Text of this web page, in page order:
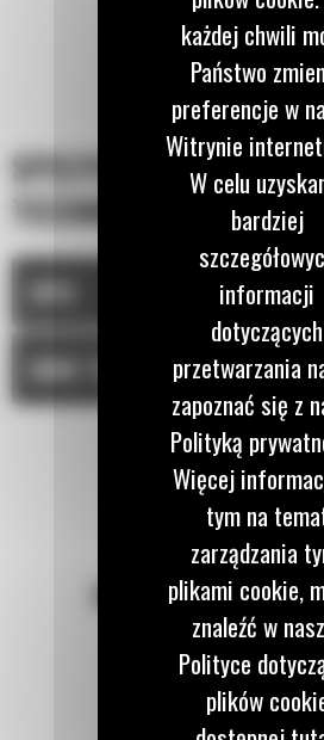
SPECYFIKACJA
TECHNICZNA
DANE TECHNICZNE
POZOSTAŃMY W
każdej chwili
Państwo
preferencje w
Witrynie
W celu
bardziej
informacji
dotyczących
przetwarzania
zapoznać się z
Polityką
Więcej
tym na
zarządzania
plikami cookie,
znaleźć w
Polityce
plików